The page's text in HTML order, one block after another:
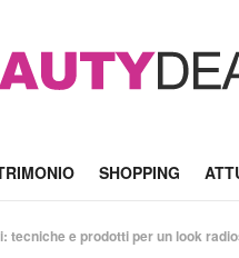
SHOPPING
tecniche e prodotti per un look